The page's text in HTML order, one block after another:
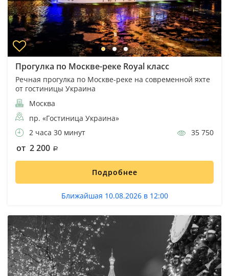
Прогулка по Москве-реке Royal класс
Речная прогулка по Москве-реке на современной яхте
от гостиницы Украина
Москва
пр. «Гостиница Украина»
2 часа 30 минут
35 750
от 2 200
Подробнее
Ближайшая 10.08.2026 в 12:00